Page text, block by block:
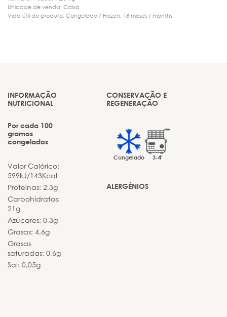
Unidade de venda: Caixa
Vida útil do produto: Congelado / Frozen: 18 meses / months
INFORMAÇÃO
NUTRICIONAL
Por cada 100
gramos
congelados
Valor Calórico:
599kJ/143Kcal
Proteínas: 2,3g
Carbohidratos:
21g
Azúcares: 0,3g
Grasas: 4,6g
Grasas
saturadas: 0,6g
Sal: 0,05g
CONSERVAÇÃO E
REGENERAÇÃO
Congelado 3-4'
ALERGÉNIOS